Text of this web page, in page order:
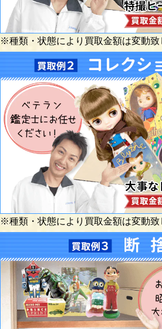
※種類・状態により買取金額は変動致
※種類・状態により買取金額は変動致